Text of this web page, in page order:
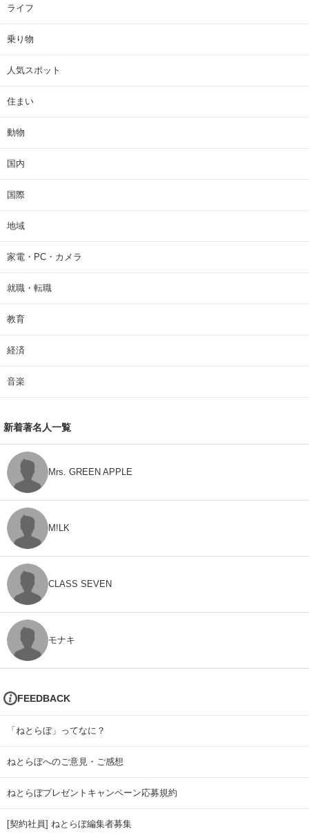
ライフ
乗り物
人気スポット
住まい
動物
国内
国際
地域
家電・PC・カメラ
就職・転職
教育
経済
音楽
新着著名人一覧
Mrs. GREEN APPLE
M!LK
CLASS SEVEN
モナキ
FEEDBACK
「ねとらぼ」ってなに？
ねとらぼへのご意見・ご感想
ねとらぼプレゼントキャンペーン応募規約
[契約社員] ねとらぼ編集者募集